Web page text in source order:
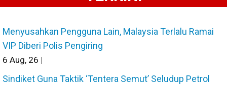
Menyusahkan Pengguna Lain, Malaysia Terlalu Ramai
VIP Diberi Polis Pengiring
6 Aug, 26 |
Sindiket Guna Taktik ‘Tentera Semut’ Seludup Petrol